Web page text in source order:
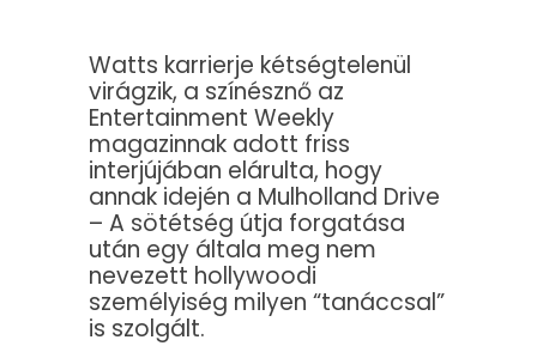
Watts karrierje kétségtelenül
virágzik, a színésznő az
Entertainment Weekly
magazinnak adott friss
interjújában elárulta, hogy
annak idején a Mulholland Drive
– A sötétség útja forgatása
után egy általa meg nem
nevezett hollywoodi
személyiség milyen “tanáccsal”
is szolgált.